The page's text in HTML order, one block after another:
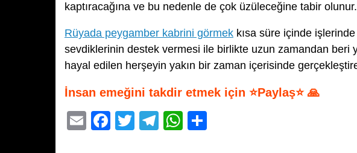
kaptıracağına ve bu nedenle de çok üzüleceğine tabir olunur.
Rüyada peygamber kabrini görmek kısa süre içinde
sevdiklerinin destek vermesi ile birlikte uzun zamandan beri
hayal edilen herşeyin yakın bir zaman içerisinde
İnsan emeğini takdir etmek için ⭐Paylaş⭐ 🙏
E
F
T
T
W